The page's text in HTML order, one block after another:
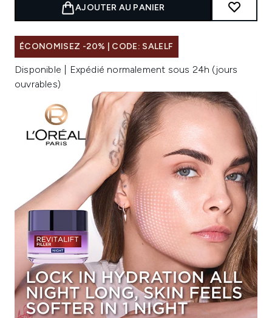
AJOUTER AU PANIER
ÉCONOMISEZ -20% | CODE: SALELF
Disponible | Expédié normalement sous 24h (jours
ouvrables)